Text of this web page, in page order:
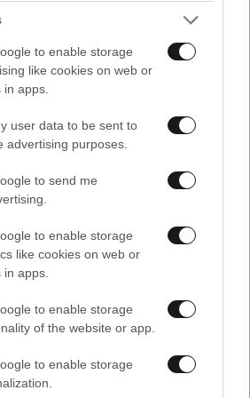
to enable storage
like cookies on web or
apps.
user data to be sent to
advertising purposes.
to send me
to enable storage
like cookies on web or
apps.
to enable storage
of the website or app.
to enable storage
Γιατί??? Γιατί ο κόσμος
συνθήματα αλλαγής του 80
πράξεις!!!